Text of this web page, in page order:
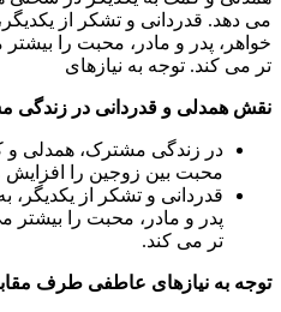
می دهد. قدردانی و تشکر از
خواهر، پدر و مادر، محبت را
تر می کند. توجه به نیازهای
نقش همدلی و قدردانی در زندگی
در زندگی مشترک، همدلی و
محبت بین زوجین را
قدردانی و تشکر از یکدیگر،
پدر و مادر، محبت را بیشتر
تر می کند.
توجه به نیازهای عاطفی طرف